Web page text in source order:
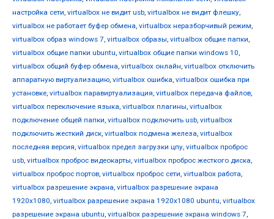
настройка сети, virtualbox не видит usb, virtualbox не видит флешку,
virtualbox не работает буфер обмена, virtualbox неразборчивый режим,
virtualbox образ windows 7, virtualbox образы, virtualbox общие папки,
virtualbox общие папки ubuntu, virtualbox общие папки windows 10,
virtualbox общий буфер обмена, virtualbox онлайн, virtualbox отключить
аппаратную виртуализацию, virtualbox ошибка, virtualbox ошибка при
установке, virtualbox паравиртуализация, virtualbox передача файлов,
virtualbox переключение языка, virtualbox плагины, virtualbox
подключение общей папки, virtualbox подключить usb, virtualbox
подключить жесткий диск, virtualbox подмена железа, virtualbox
последняя версия, virtualbox предел загрузки цпу, virtualbox проброс
usb, virtualbox проброс видеокарты, virtualbox проброс жесткого диска,
virtualbox проброс портов, virtualbox проброс сети, virtualbox работа,
virtualbox разрешение экрана, virtualbox разрешение экрана
1920x1080, virtualbox разрешение экрана 1920x1080 ubuntu, virtualbox
разрешение экрана ubuntu, virtualbox разрешение экрана windows 7,